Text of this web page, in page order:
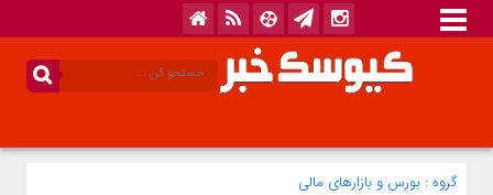
گروه : بورس و بازار‌های مالی